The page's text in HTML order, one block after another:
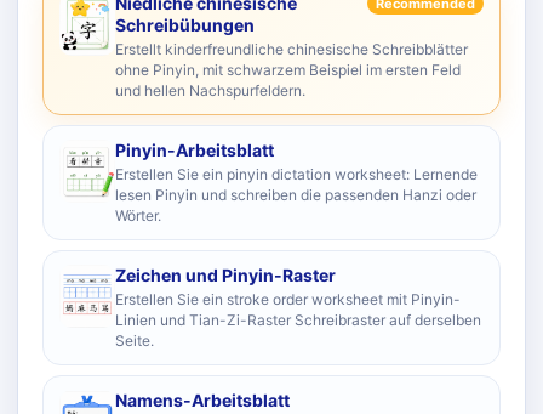
Schreibübungen
Recommended
Erstellt kinderfreundliche chinesische Schreibblätter
ohne Pinyin, mit schwarzem Beispiel im ersten Feld
und hellen Nachspurfeldern.
Pinyin-Arbeitsblatt
Erstellen Sie ein pinyin dictation worksheet: Lernende
lesen Pinyin und schreiben die passenden Hanzi oder
Wörter.
Zeichen und Pinyin-Raster
Erstellen Sie ein stroke order worksheet mit Pinyin-
Linien und Tian-Zi-Raster Schreibraster auf derselben
Seite.
Namens-Arbeitsblatt